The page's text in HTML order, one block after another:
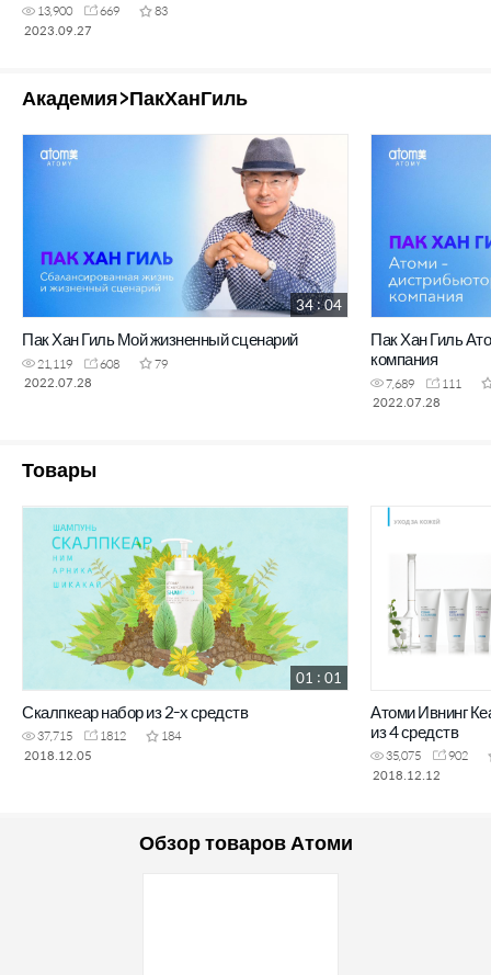
13,900 669
83
2023.09.27
Академия>ПакХанГиль
Пак Хан Гиль Мой жизненный сценарий
21,119 608
79
2022.07.28
34 : 04
Пак Хан Гиль
компания
7,689
111
2022.07.28
Товары
Скалпкеар набор из 2-х средств
37,715 1812
184
2018.12.05
01 : 01
Атоми Ивнинг
из 4 средств
35,075
902
2018.12.12
Обзор товаров Атоми